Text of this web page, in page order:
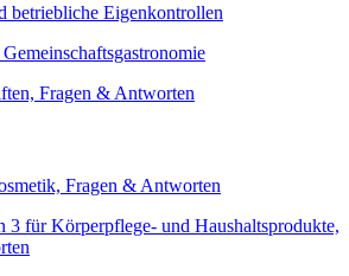
betriebliche Eigenkontrollen
Fragen & Antworten
Fragen & Antworten
3 für Körperpflege- und Haushaltsprodukte,